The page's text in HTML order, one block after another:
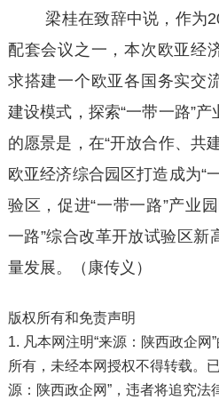
梁桂在致辞中说，作为
配套会议之一，本次欧亚经
求搭建一个欧亚各国务实交
建设模式，探索“一带一路”
的愿景是，在“开放合作、共
欧亚经济综合园区打造成为“
验区，促进“一带一路”产业
一路”综合改革开放试验区新
量发展。（康传义）
版权所有和免责声明
1. 凡本网注明“来源：陕西政企网
所有，未经本网授权不得转载。
源：陕西政企网”，违者将追究法